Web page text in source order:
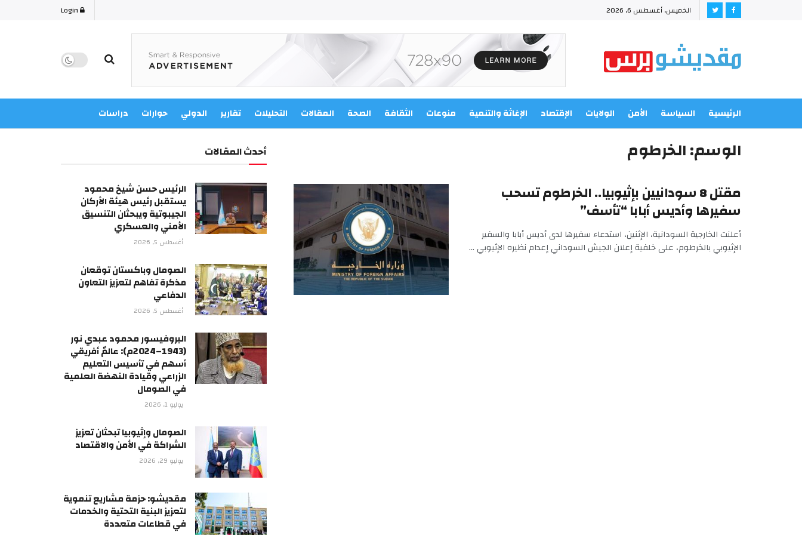
الخميس, أغسطس 6, 2026
الرئيسية السياسة الأمن الولايات الإقتصاد الإغاثة والتنمية منوعات الثقافة الصحة المقالات التحليلات تقارير الدولي حوارات دراسات
الوسم:الخرطوم
مقتل 8 سودانيين بإثيوبيا.. الخرطوم تسحب
سفيرها وأديس أبابا “تأسف”
أعلنت الخارجية السودانية، الإثنين، استدعاء سفيرها لدى أديس أبابا والسفير
الإثيوبي بالخرطوم، على خلفية إعلان الجيش السوداني إعدام نظيره الإثيوبي ...
أحدث المقالات
الرئيس حسن شيخ محمود
يستقبل رئيس هيئة الأركان
الجيبوتية ويبحثان التنسيق
الأمني والعسكري
أغسطس 5, 2026
الصومال وباكستان توقعان
مذكرة تفاهم لتعزيز التعاون
الدفاعي
أغسطس 5, 2026
البروفيسور محمود عبدي نور
(1943–2024م): عالمٌ أفريقي
أسهم في تأسيس التعليم
الزراعي وقيادة النهضة العلمية
في الصومال
يوليو 1, 2026
الصومال وإثيوبيا تبحثان تعزيز
الشراكة في الأمن والاقتصاد
يونيو 29, 2026
مقديشو: حزمة مشاريع تنموية
لتعزيز البنية التحتية والخدمات
في قطاعات متعددة